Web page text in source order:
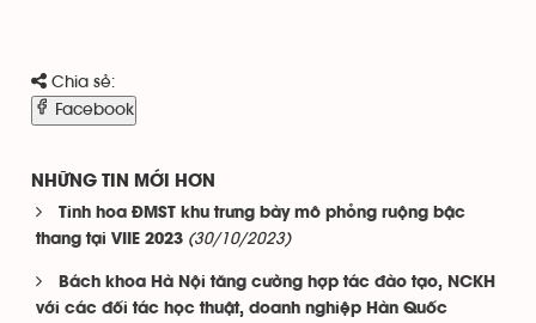
Chia sẻ:
Facebook
NHỮNG TIN MỚI HƠN
Tinh hoa ĐMST khu trưng bày mô phỏng ruộng bậc
thang tại VIIE 2023 (30/10/2023)
Bách khoa Hà Nội tăng cường hợp tác đào tạo, NCKH
với các đối tác học thuật, doanh nghiệp Hàn Quốc